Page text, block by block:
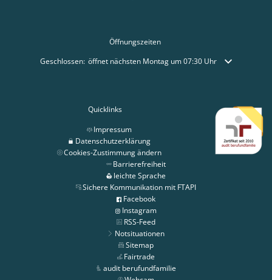
Öffnungszeiten
Klicken, um weitere Öffnungs- oder Schließzeiten auszublenden
Geschlossen: öffnet nächsten Montag um 07:30 Uhr
Quicklinks
Impressum
Datenschutzerklärung
Cookies-Zustimmung ändern
Barrierefreiheit
leichte Sprache
Sichere Kommunikation mit FTAPI
Facebook
Instagram
RSS-Feed
Notsituationen
Sitemap
Fairtrade
audit berufundfamilie